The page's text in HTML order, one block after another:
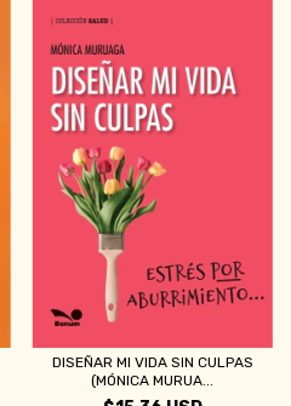
DISEÑAR MI VIDA SIN CULPAS
(MÓNICA MURUA...